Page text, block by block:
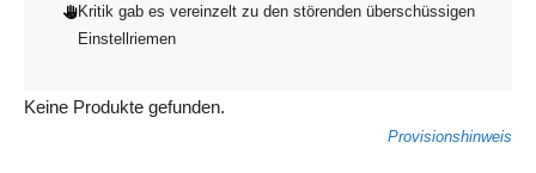
Kritik gab es vereinzelt zu den störenden überschüssigen
Einstellriemen
Keine Produkte gefunden.
Provisionshinweis